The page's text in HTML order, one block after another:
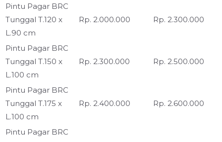
Pintu Pagar BRC
Tunggal T.120 x
L.90 cm
Rp. 2.000.000 Rp. 2.300.000
Pintu Pagar BRC
Tunggal T.150 x
L.100 cm
Rp. 2.300.000 Rp. 2.500.000
Pintu Pagar BRC
Tunggal T.175 x
L.100 cm
Rp. 2.400.000 Rp. 2.600.000
Pintu Pagar BRC